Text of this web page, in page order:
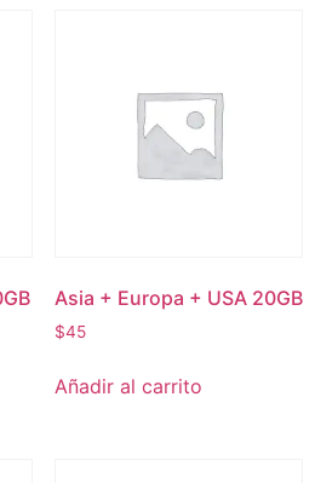
Asia + Europa + USA 20GB
$45
Añadir al carrito